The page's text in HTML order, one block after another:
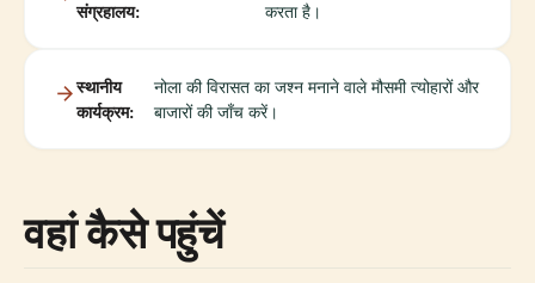
संग्रहालय:
करता है।
स्थानीय
कार्यक्रम:
नोला की विरासत का जश्न मनाने वाले मौसमी त्योहारों और
बाजारों की जाँच करें।
वहां कैसे पहुंचें